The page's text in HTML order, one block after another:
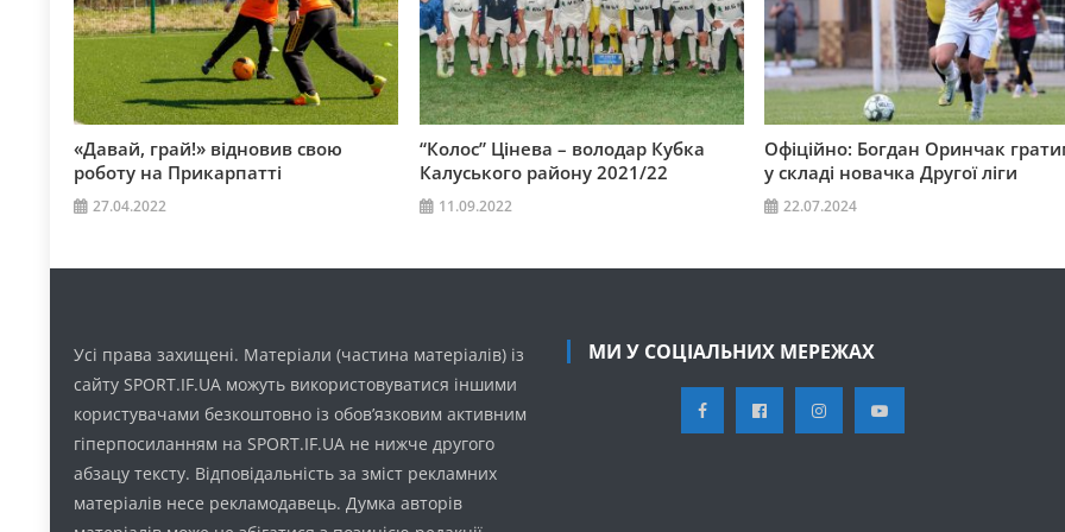
«Давай, грай!» відновив свою
роботу на Прикарпатті
27.04.2022
“Колос” Цінева – володар Кубка
Калуського району 2021/22
11.09.2022
Офіційно: Богдан Оринчак
у складі новачка Другої ліги
22.07.2024
Усі права захищені. Матеріали (частина матеріалів) із
сайту SPORT.IF.UA можуть використовуватися іншими
користувачами безкоштовно із обов’язковим активним
гіперпосиланням на SPORT.IF.UA не нижче другого
абзацу тексту. Відповідальність за зміст рекламних
матеріалів несе рекламодавець. Думка авторів
МИ У СОЦІАЛЬНИХ МЕРЕЖАХ